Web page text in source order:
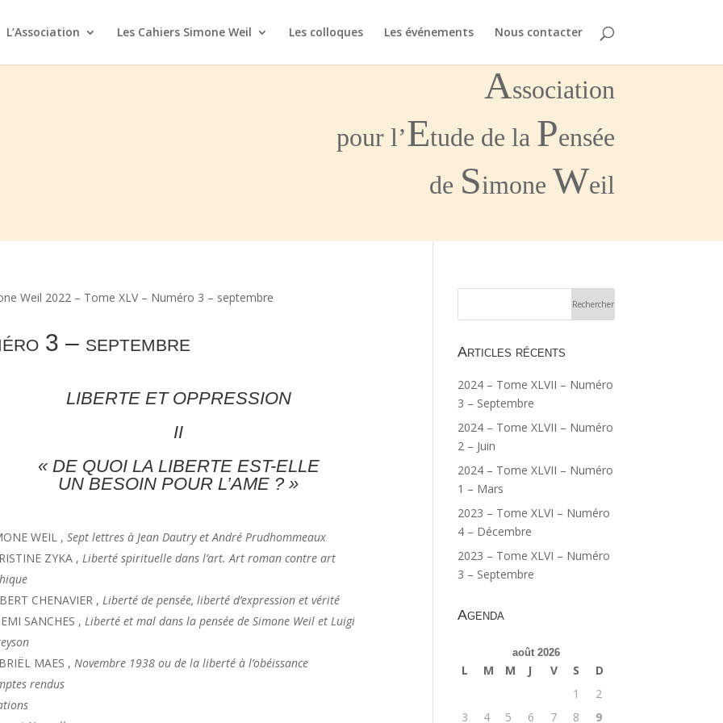
L’Association Les Cahiers Simone Weil Les colloques Les événements Nous contacter
Association
pour l’Etude de la Pensée
de Simone Weil
Weil 2022 – Tome XLV – Numéro 3 – septembre
3 – septembre
LIBERTE ET OPPRESSION
II
« DE QUOI LA LIBERTE EST-ELLE
UN BESOIN POUR L’AME ?»
WEIL ​, Sept lettres à Jean Dautry et André Prudhommeaux
ZYKA , Liberté spirituelle dans l’art. Art roman contre art
CHENAVIER , Liberté de pensée, liberté d’expression et vérité
SANCHES , Liberté et mal dans la pensée de Simone Weil et Luigi
MAES , Novembre 1938 ou de la liberté à l’obéissance
rendus
Articles récents
2024 – Tome XLVII – Numéro
3 – Septembre
2024 – Tome XLVII – Numéro
2 – Juin
2024 – Tome XLVII – Numéro
1 – Mars
2023 – Tome XLVI – Numéro
4 – Décembre
2023 – Tome XLVI – Numéro
3 – Septembre
Agenda
août 2026
L M M J V S
D
1
2
3
4 5 6 7 8
9